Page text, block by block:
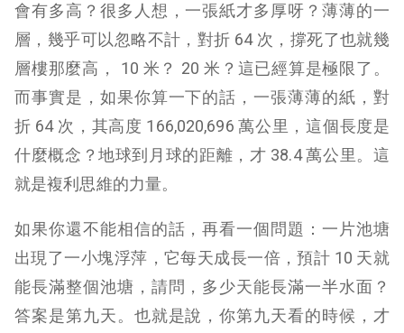
會有多高？很多人想，一張紙才多厚呀？薄薄的一
層，幾乎可以忽略不計，對折 64 次，撐死了也就幾
層樓那麼高， 10 米？ 20 米？這已經算是極限了。
而事實是，如果你算一下的話，一張薄薄的紙，對
折 64 次，其高度 166,020,696 萬公里，這個長度是
什麼概念？地球到月球的距離，才 38.4 萬公里。這
就是複利思維的力量。
如果你還不能相信的話，再看一個問題：一片池塘
出現了一小塊浮萍，它每天成長一倍，預計 10 天就
能長滿整個池塘，請問，多少天能長滿一半水面？
答案是第九天。也就是說，你第九天看的時候，才